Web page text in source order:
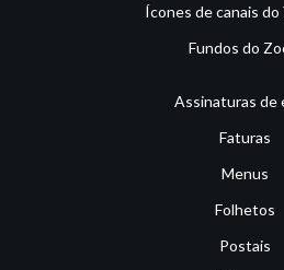
Ícones de canais
Fundos do
Assinaturas de
Faturas
Menus
Folhetos
Postais